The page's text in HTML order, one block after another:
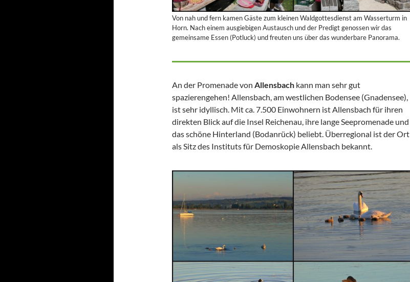
Von nah und fern kamen Gäste zum kleinen Waldgottesdienst am Wasserturm in
Horn. Nach einem ausgiebigen Austausch und der Predigt genossen wir das
gemeinsame Essen (Potluck) und freuten uns über das wunderbare Panorama.
An der Promenade von Allensbach kann man sehr gut
spazierengehen! Allensbach, am westlichen Bodensee (Gnadensee),
ist sehr idyllisch. Mit ca. 7.500 Einwohnern ist Allensbach für ihren
direkten Blick auf die Insel Reichenau, ihre lange Seepromenade und
das schöne Hinterland (Bodanrück) beliebt. Überregional ist der Ort
als Sitz des Instituts für Demoskopie Allensbach bekannt.